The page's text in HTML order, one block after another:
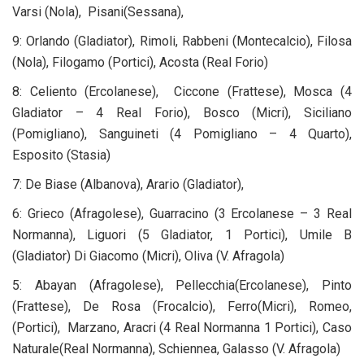
Varsi (Nola), Pisani(Sessana),
9: Orlando (Gladiator), Rimoli, Rabbeni (Montecalcio), Filosa
(Nola), Filogamo (Portici), Acosta (Real Forio)
8: Celiento (Ercolanese), Ciccone (Frattese), Mosca (4
Gladiator – 4 Real Forio), Bosco (Micri), Siciliano
(Pomigliano), Sanguineti (4 Pomigliano – 4 Quarto),
Esposito (Stasia)
7: De Biase (Albanova), Arario (Gladiator),
6: Grieco (Afragolese), Guarracino (3 Ercolanese – 3 Real
Normanna), Liguori (5 Gladiator, 1 Portici), Umile B
(Gladiator) Di Giacomo (Micri), Oliva (V. Afragola)
5: Abayan (Afragolese), Pellecchia(Ercolanese), Pinto
(Frattese), De Rosa (Frocalcio), Ferro(Micri), Romeo,
(Portici), Marzano, Aracri (4 Real Normanna 1 Portici), Caso
Naturale(Real Normanna), Schiennea, Galasso (V. Afragola)